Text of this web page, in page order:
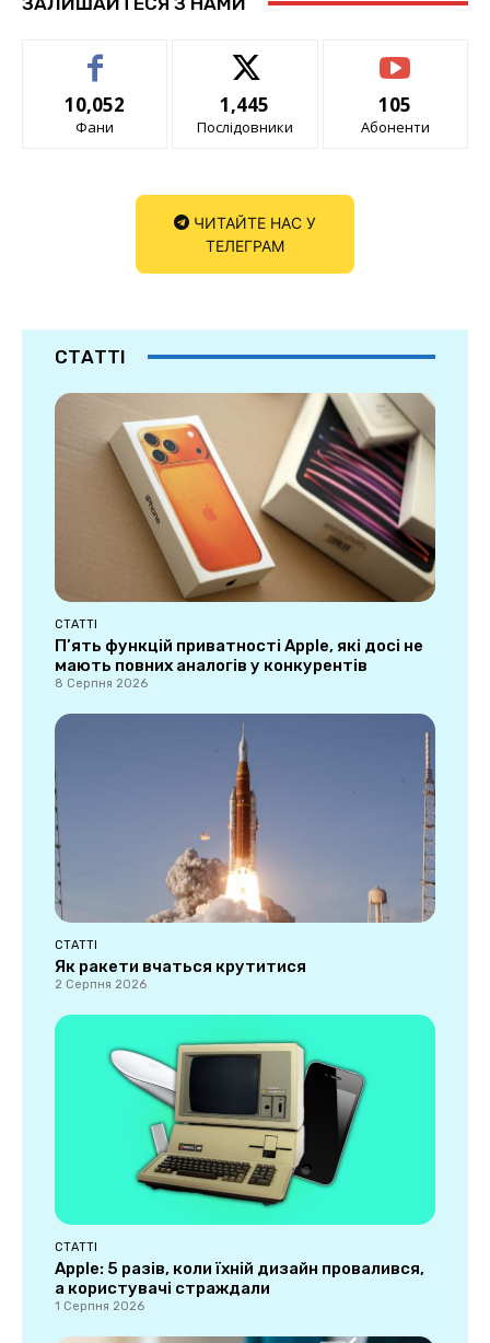
10,052
Фани
1,445
Послідовники
105
Абоненти
ЧИТАЙТЕ НАС У
ТЕЛЕГРАМ
СТАТТІ
СТАТТІ
П’ять функцій приватності Apple, які досі не
мають повних аналогів у конкурентів
8 Серпня 2026
СТАТТІ
Як ракети вчаться крутитися
2 Серпня 2026
СТАТТІ
Apple: 5 разів, коли їхній дизайн провалився,
а користувачі страждали
1 Серпня 2026